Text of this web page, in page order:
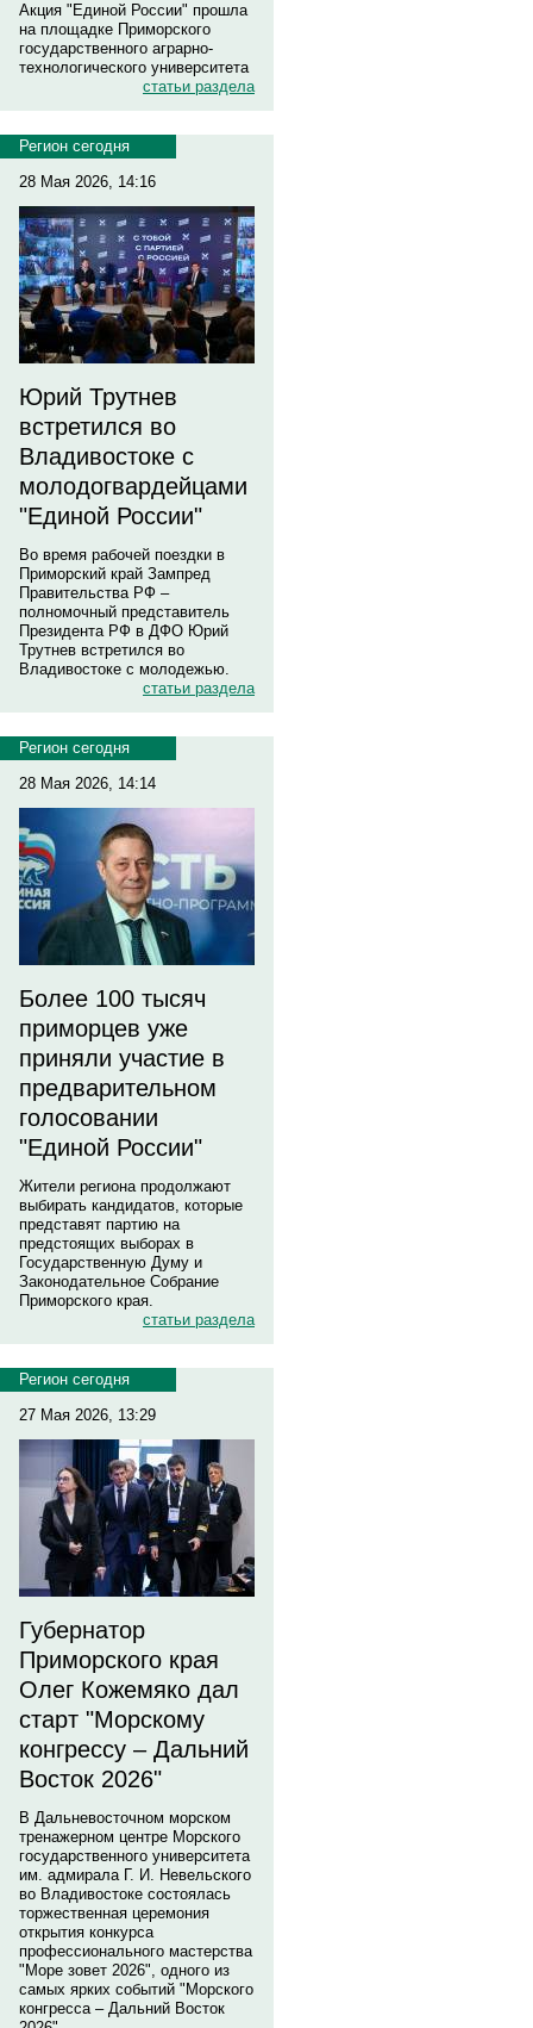
Акция "Единой России" прошла
на площадке Приморского
государственного аграрно-
технологического университета
статьи раздела
Регион сегодня
28 Мая 2026, 14:16
Юрий Трутнев
встретился во
Владивостоке с
молодогвардейцами
"Единой России"
Во время рабочей поездки в
Приморский край Зампред
Правительства РФ –
полномочный представитель
Президента РФ в ДФО Юрий
Трутнев встретился во
Владивостоке с молодежью.
статьи раздела
Регион сегодня
28 Мая 2026, 14:14
Более 100 тысяч
приморцев уже
приняли участие в
предварительном
голосовании
"Единой России"
Жители региона продолжают
выбирать кандидатов, которые
представят партию на
предстоящих выборах в
Государственную Думу и
Законодательное Собрание
Приморского края.
статьи раздела
Регион сегодня
27 Мая 2026, 13:29
Губернатор
Приморского края
Олег Кожемяко дал
старт "Морскому
конгрессу – Дальний
Восток 2026"
В Дальневосточном морском
тренажерном центре Морского
государственного университета
им. адмирала Г. И. Невельского
во Владивостоке состоялась
торжественная церемония
открытия конкурса
профессионального мастерства
"Море зовет 2026", одного из
самых ярких событий "Морского
конгресса – Дальний Восток